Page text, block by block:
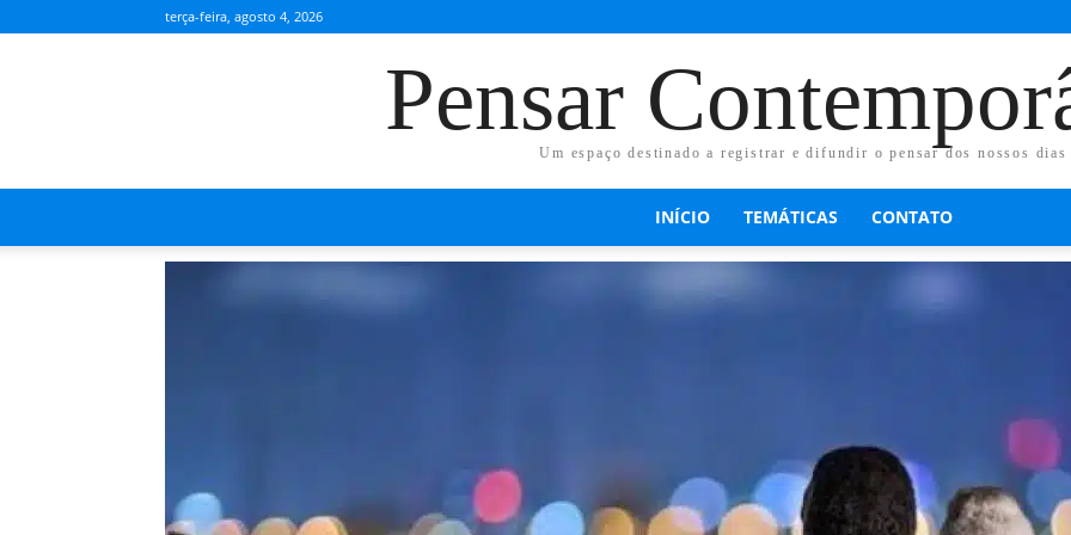
terça-feira, agosto 4, 2026
Pensar
Um espaço destinado a registrar e difundir o pensar dos nossos dias
INÍCIO TEMÁTICAS CONTATO